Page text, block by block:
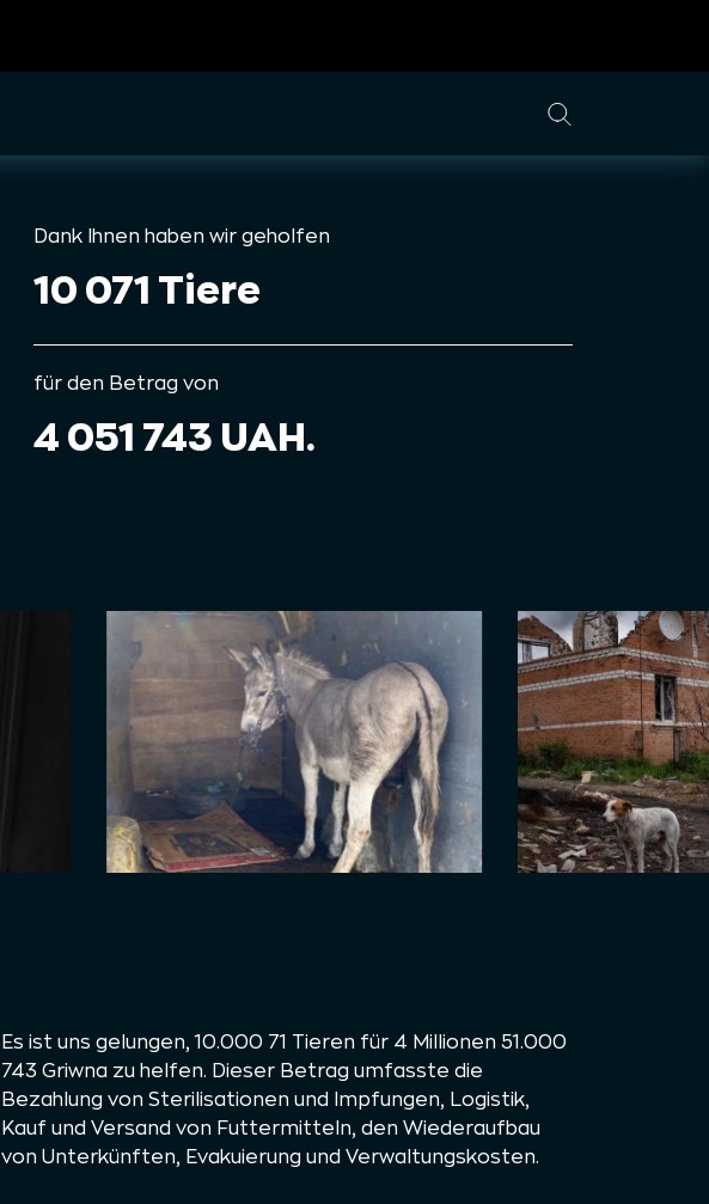
Dank Ihnen haben wir geholfen
10 071 Tiere
für den Betrag von
4 051 743 UAH.
Es ist uns gelungen, 10.000 71 Tieren für 4 Millionen 51.000
743 Griwna zu helfen. Dieser Betrag umfasste die
Bezahlung von Sterilisationen und Impfungen, Logistik,
Kauf und Versand von Futtermitteln, den Wiederaufbau
von Unterkünften, Evakuierung und Verwaltungskosten.